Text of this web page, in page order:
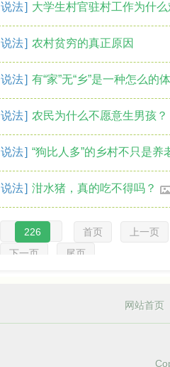
说法] 大学生村官驻村工作为什么
说法] 农村贫穷的真正原因
说法] 有“家”无“乡”是一种怎么的
说法] 农民为什么不愿意生男孩？
说法] “狗比人多”的乡村不只是养
说法] 泔水猪，真的吃不得吗？
226 首页 上一页
下一页
尾页
网站首页